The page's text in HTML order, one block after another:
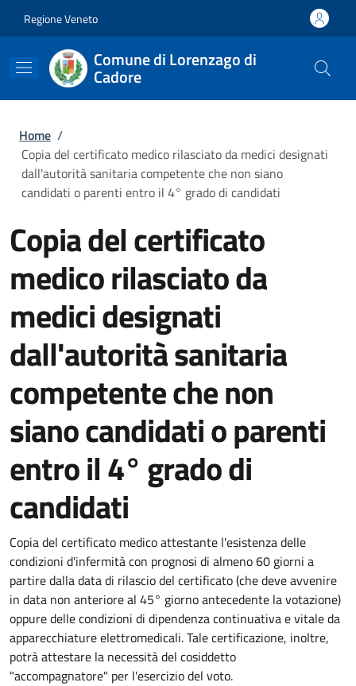
Regione Veneto
Comune di Lorenzago di
Cadore
Briciole di pane
Home /
Copia del certificato medico rilasciato da medici designati
dall'autorità sanitaria competente che non siano
candidati o parenti entro il 4° grado di candidati
Copia del certificato
medico rilasciato da
medici designati
dall'autorità sanitaria
competente che non
siano candidati o parenti
entro il 4° grado di
candidati
Copia del certificato medico attestante l'esistenza delle
condizioni d'infermità con prognosi di almeno 60 giorni a
partire dalla data di rilascio del certificato (che deve avvenire
in data non anteriore al 45° giorno antecedente la votazione)
oppure delle condizioni di dipendenza continuativa e vitale da
apparecchiature elettromedicali.Tale certificazione, inoltre,
potrà attestare la necessità del cosiddetto
"accompagnatore" per l'esercizio del voto.